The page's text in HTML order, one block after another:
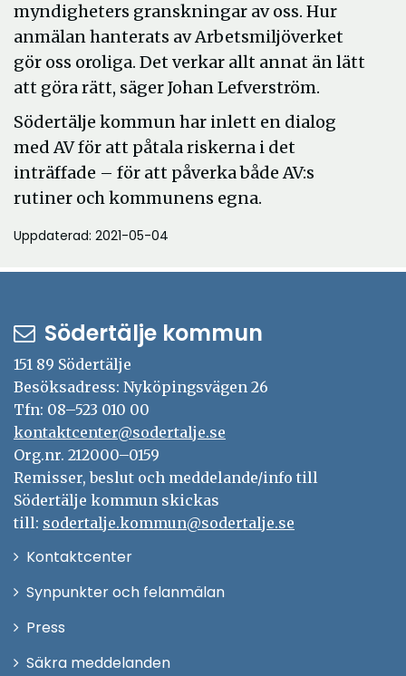
myndigheters granskningar av oss. Hur
anmälan hanterats av Arbetsmiljöverket
gör oss oroliga. Det verkar allt annat än lätt
att göra rätt, säger Johan Lefverström.
Södertälje kommun har inlett en dialog
med AV för att påtala riskerna i det
inträffade – för att påverka både AV:s
rutiner och kommunens egna.
Uppdaterad: 2021-05-04
Södertälje kommun
151 89 Södertälje
Besöksadress: Nyköpingsvägen 26
Tfn: 08–523 010 00
kontaktcenter@sodertalje.se
Org.nr. 212000–0159
Remisser, beslut och meddelande/info till
Södertälje kommun skickas
till: sodertalje.kommun@sodertalje.se
KontaktcenterÖppna
Synpunkter och felanmälan
Press
Säkra meddelanden